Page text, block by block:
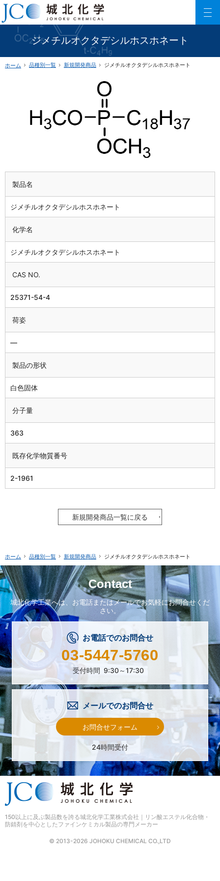
ジメチルオクタデシルホスホネート
150以上に及ぶリン酸エステル化合物を利用した製品数でご要望にお応えします。
ファインケミカル製品の専門メーカー 城北化学工業株式会社
ホーム 品種別一覧 新規開発商品 ジメチルオクタデシルホスホネート
製品名
ジメチルオクタデシルホスホネート
化学名
ジメチルオクタデシルホスホネート
CAS NO.
25371-54-4
荷姿
―
製品の形状
白色固体
分子量
363
既存化学物質番号
2-1961
新規開発商品一覧に戻る
ホーム 品種別一覧 新規開発商品 ジメチルオクタデシルホスホネート
Contact
城北化学工業へは、 お電話またはメールでお気軽にお問合せくだ
さい。
お電話でのお問合せ
03-5447-5760
受付時間 9:30～17:30
メールでのお問合せ
お問合せフォーム
24時間受付
© 2013-2026 JOHOKU CHEMICAL CO.,LTD
150以上に及ぶ製品数を誇る城北化学工業株式会社｜リン酸エステル化合物・
防錆剤を中心としたファインケミカル製品の専門メーカー